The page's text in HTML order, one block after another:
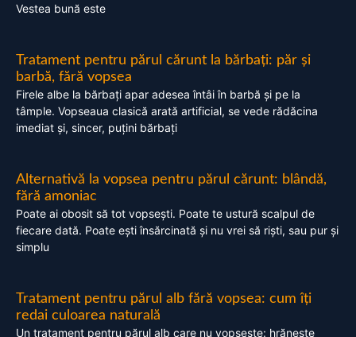
Vestea bună este
Tratament pentru părul cărunt la bărbați: păr și
barbă, fără vopsea
Firele albe la bărbați apar adesea întâi în barbă și pe la
tâmple. Vopseaua clasică arată artificial, se vede rădăcina
imediat și, sincer, puțini bărbați
Alternativă la vopsea pentru părul cărunt: blândă,
fără amoniac
Poate ai obosit să tot vopsești. Poate te ustură scalpul de
fiecare dată. Poate ești însărcinată și nu vrei să riști, sau pur și
simplu
Tratament pentru părul alb fără vopsea: cum îți
redai culoarea naturală
Un tratament pentru părul alb care nu vopsește: hrănește